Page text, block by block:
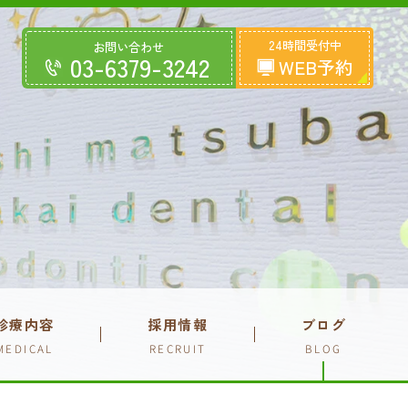
お問い合わせ
03-6379-3242
24時間受付中
WEB予約
療内容 採用情報
RECRUIT
ブログ
BLOG